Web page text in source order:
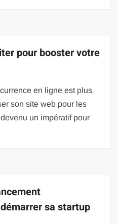
pour booster votre
en ligne est plus
son site web pour les
un impératif pour
sa startup